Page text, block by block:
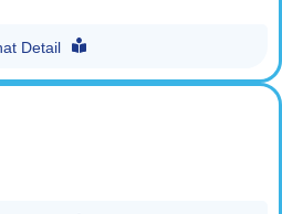
Detail